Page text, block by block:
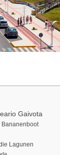
Gaivota
Bananenboot
Lagunen